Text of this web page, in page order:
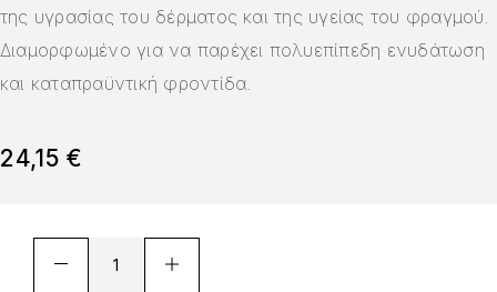
της υγρασίας του δέρματος και της υγείας του φραγμού.
Διαμορφωμένο για να παρέχει πολυεπίπεδη ενυδάτωση
και καταπραϋντική φροντίδα.
24,15 €